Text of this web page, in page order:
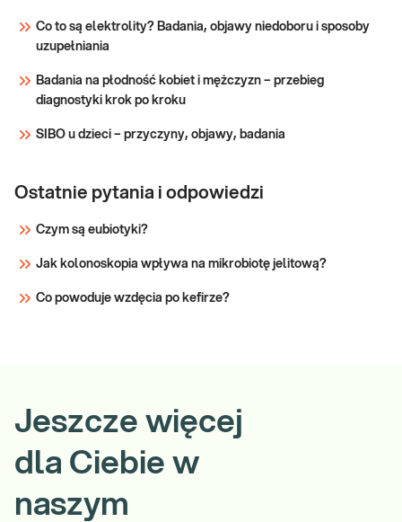
Co to są elektrolity? Badania, objawy niedoboru i sposoby
uzupełniania
Badania na płodność kobiet i mężczyzn – przebieg
diagnostyki krok po kroku
SIBO u dzieci – przyczyny, objawy, badania
Ostatnie pytania i odpowiedzi
Czym są eubiotyki?
Jak kolonoskopia wpływa na mikrobiotę jelitową?
Co powoduje wzdęcia po kefirze?
Jeszcze więcej
dla Ciebie w
naszym